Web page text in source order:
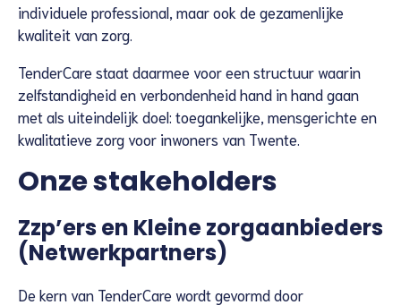
individuele professional, maar ook de gezamenlijke
kwaliteit van zorg.
TenderCare staat daarmee voor een structuur waarin
zelfstandigheid en verbondenheid hand in hand gaan
met als uiteindelijk doel: toegankelijke, mensgerichte en
kwalitatieve zorg voor inwoners van Twente.
Onze stakeholders
Zzp’ers en Kleine zorgaanbieders
(Netwerkpartners)
De kern van TenderCare wordt gevormd door